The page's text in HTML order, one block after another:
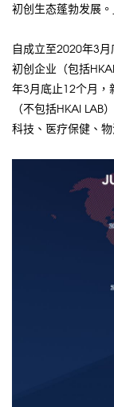
初创生态蓬勃发展。
自成立至2020年3
初创企业（包括
年3月底止12个月，
（不包括HKAI
科技、医疗保健、